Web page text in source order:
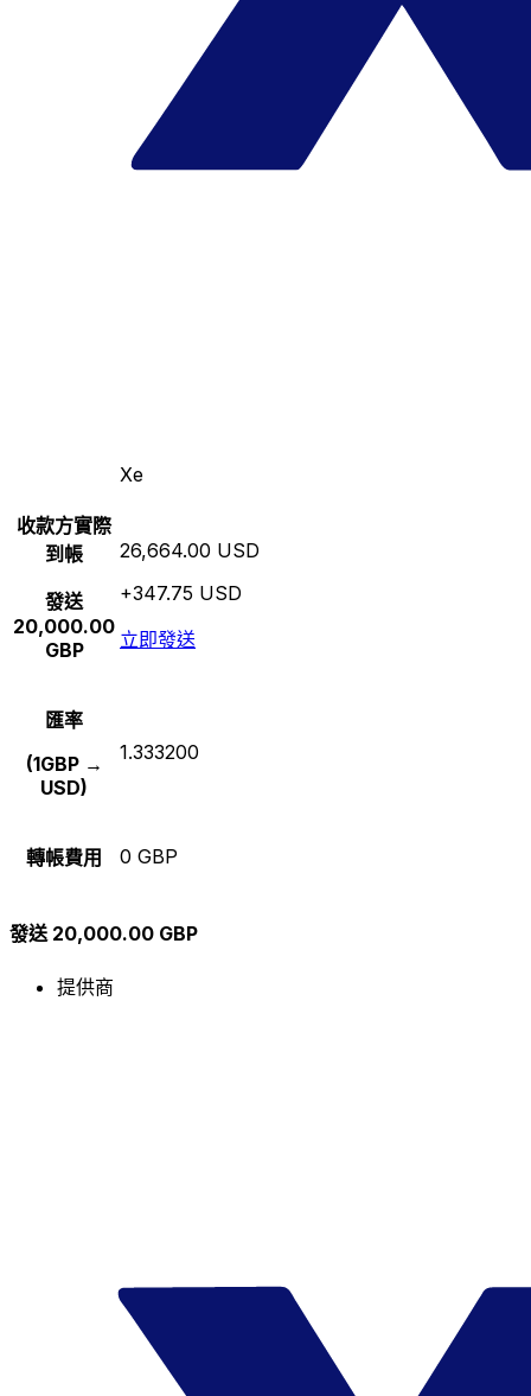
Xe
收款方實際
到帳
發送
20,000.00
GBP
26,664.00 USD
+347.75 USD
立即發送
匯率
(1GBP →
USD)
1.333200
轉帳費用 0 GBP
發送 20,000.00 GBP
提供商